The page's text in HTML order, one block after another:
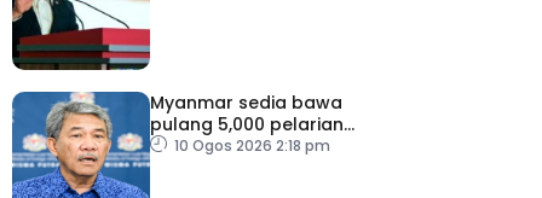
Myanmar sedia bawa
pulang 5,000 pelarian
guna kapal
10 Ogos 2026 2:18 pm